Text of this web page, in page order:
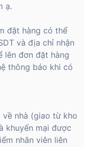
ạ.
đặt hàng có thể
và địa chỉ nhận
lên đơn đặt hàng
thông báo khi có
nhà (giao từ kho
khuyến mại được
nhân viên liên